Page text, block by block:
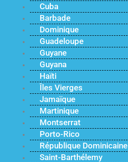
Cuba
Barbade
Dominique
Guadeloupe
Guyane
Guyana
Haïti
Îles Vierges
Jamaïque
Martinique
Montserrat
Porto-Rico
République Dominicaine
Saint-Barthélemy